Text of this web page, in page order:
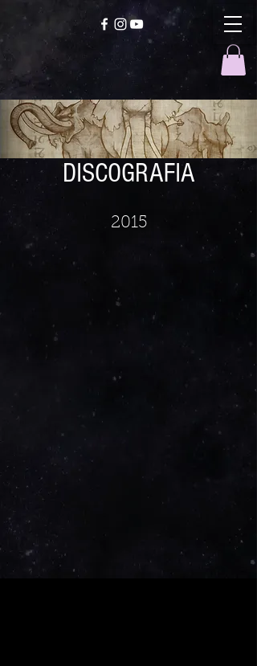
DISCOGRAFIA
2015